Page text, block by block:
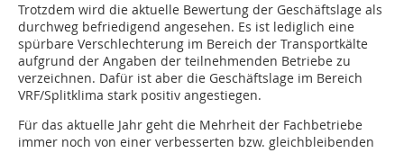
Trotzdem wird die aktuelle Bewertung der Geschäftslage als
durchweg befriedigend angesehen. Es ist lediglich eine
spürbare Verschlechterung im Bereich der Transportkälte
aufgrund der Angaben der teilnehmenden Betriebe zu
verzeichnen. Dafür ist aber die Geschäftslage im Bereich
VRF/Splitklima stark positiv angestiegen.
Für das aktuelle Jahr geht die Mehrheit der Fachbetriebe
immer noch von einer verbesserten bzw. gleichbleibenden